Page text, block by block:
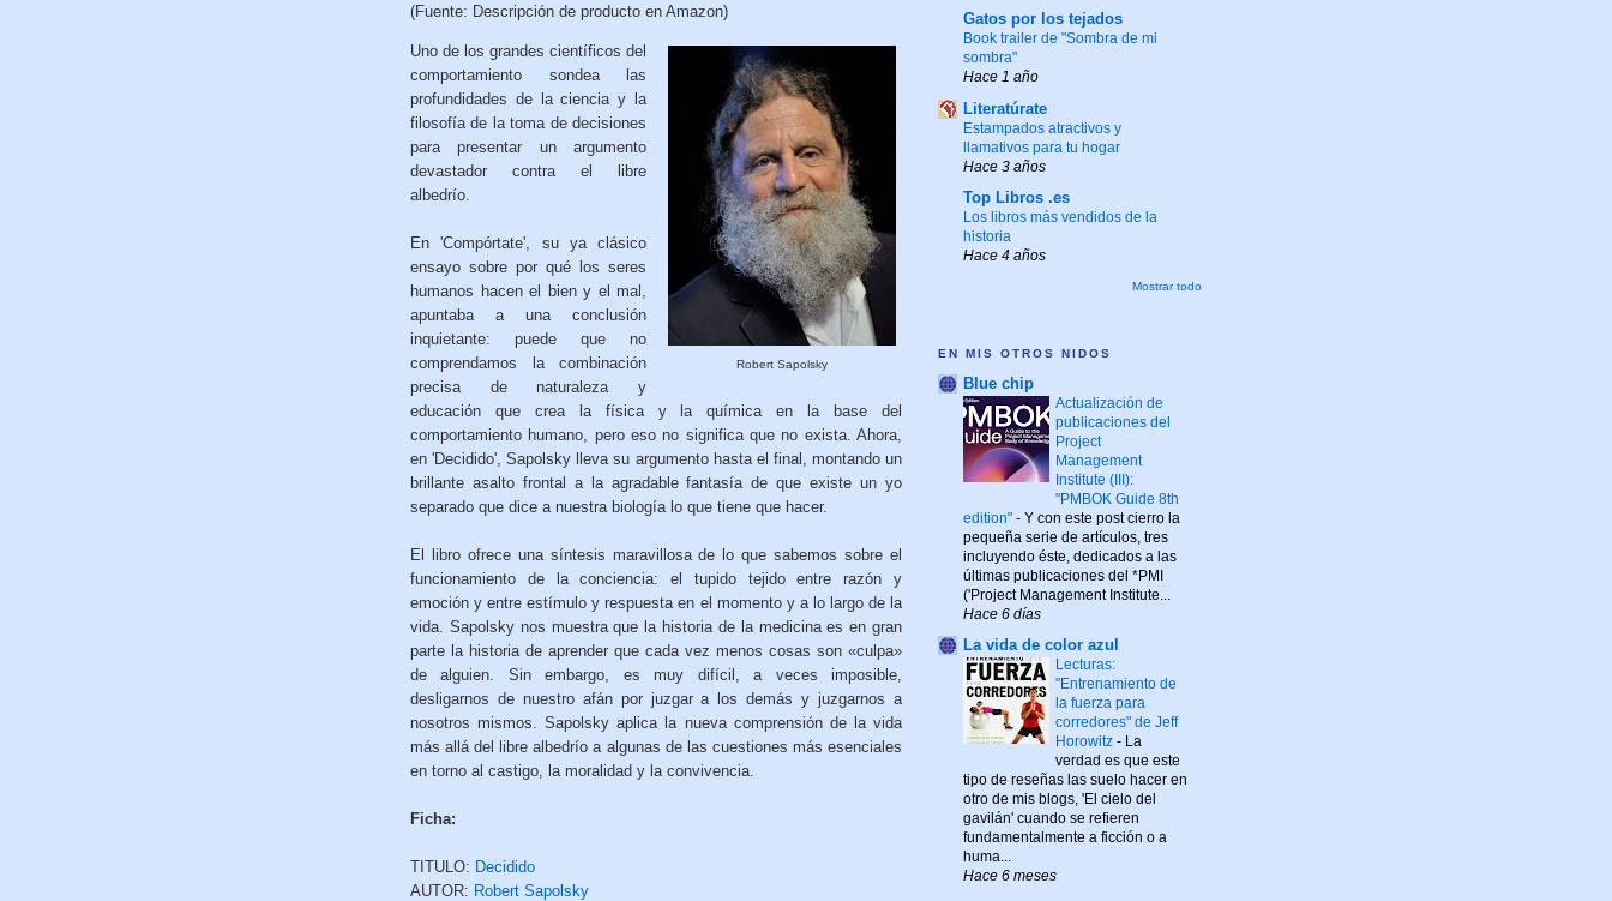
(Fuente: Descripción de producto en Amazon)
Robert Sapolsky
Uno de los grandes científicos del
comportamiento sondea las
profundidades de la ciencia y la
filosofía de la toma de decisiones
para presentar un argumento
devastador contra el libre
albedrío.
En 'Compórtate', su ya clásico
ensayo sobre por qué los seres
humanos hacen el bien y el mal,
apuntaba a una conclusión
inquietante: puede que no
comprendamos la combinación
precisa de naturaleza y
educación que crea la física y la química en la base del
comportamiento humano, pero eso no significa que no exista. Ahora,
en 'Decidido', Sapolsky lleva su argumento hasta el final, montando un
brillante asalto frontal a la agradable fantasía de que existe un yo
separado que dice a nuestra biología lo que tiene que hacer.
El libro ofrece una síntesis maravillosa de lo que sabemos sobre el
funcionamiento de la conciencia: el tupido tejido entre razón y
emoción y entre estímulo y respuesta en el momento y a lo largo de la
vida. Sapolsky nos muestra que la historia de la medicina es en gran
parte la historia de aprender que cada vez menos cosas son «culpa»
de alguien. Sin embargo, es muy difícil, a veces imposible,
desligarnos de nuestro afán por juzgar a los demás y juzgarnos a
nosotros mismos. Sapolsky aplica la nueva comprensión de la vida
más allá del libre albedrío a algunas de las cuestiones más esenciales
en torno al castigo, la moralidad y la convivencia.
Ficha:
TITULO: Decidido
AUTOR: Robert Sapolsky
Gatos por los tejados
Book trailer de "Sombra de mi
sombra"
Hace 1 año
Literatúrate
Estampados atractivos y
llamativos para tu hogar
Hace 3 años
Top Libros .es
Los libros más vendidos de la
historia
Hace 4 años
Mostrar todo
EN MIS OTROS NIDOS
Blue chip
Actualización de
publicaciones del
Project
Management
Institute (III):
"PMBOK Guide 8th
edition" - Y con este post cierro la
pequeña serie de artículos, tres
incluyendo éste, dedicados a las
últimas publicaciones del *PMI
('Project Management Institute...
Hace 6 días
La vida de color azul
Lecturas:
"Entrenamiento de
la fuerza para
corredores" de Jeff
Horowitz - La
verdad es que este
tipo de reseñas las suelo hacer en
otro de mis blogs, 'El cielo del
gavilán' cuando se refieren
fundamentalmente a ficción o a
huma...
Hace 6 meses